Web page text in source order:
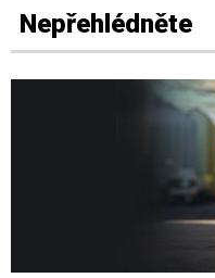
Nepřehlédněte